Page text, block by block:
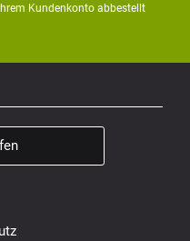
Kundenkonto abbestellt